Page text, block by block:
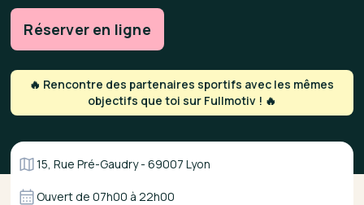
Réserver en ligne
🔥 Rencontre des partenaires sportifs avec les mêmes
objectifs que toi sur Fullmotiv ! 🔥
15, Rue Pré-Gaudry - 69007 Lyon
Ouvert de07h00 à22h00